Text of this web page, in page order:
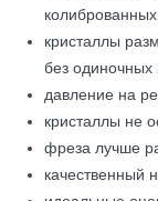
кристаллы
без
давление на
кристаллы не
фреза лучше
качественный